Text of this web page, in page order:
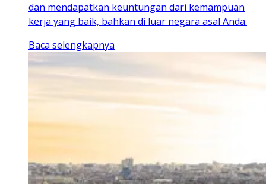
dan mendapatkan keuntungan dari kemampuan
kerja yang baik, bahkan di luar negara asal Anda.
Baca selengkapnya